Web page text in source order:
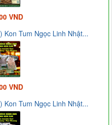
VND
Tum Ngọc Linh Nhật...
VND
Tum Ngọc Linh Nhật...